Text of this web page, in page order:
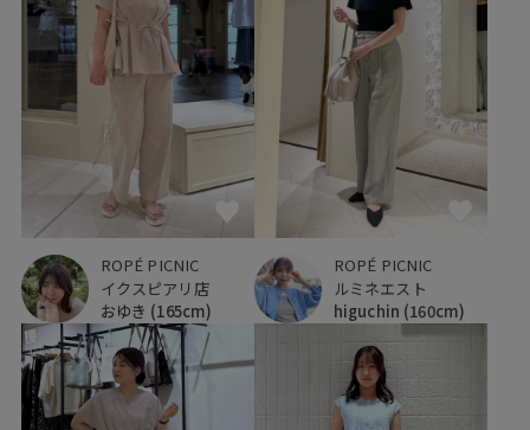
ROPÉ PICNIC
イクスピアリ店
おゆき (165cm)
ROPÉ PICNIC
ルミネエスト
higuchin (160cm)